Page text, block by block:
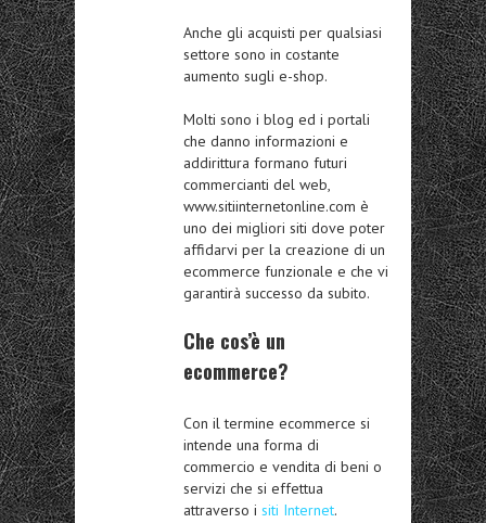
Anche gli acquisti per qualsiasi
settore sono in costante
aumento sugli e-shop.
Molti sono i blog ed i portali
che danno informazioni e
addirittura formano futuri
commercianti del web,
www.sitiinternetonline.com è
uno dei migliori siti dove poter
affidarvi per la creazione di un
ecommerce funzionale e che vi
garantirà successo da subito.
Che cos’è un
ecommerce?
Con il termine ecommerce si
intende una forma di
commercio e vendita di beni o
servizi che si effettua
attraverso i siti Internet.